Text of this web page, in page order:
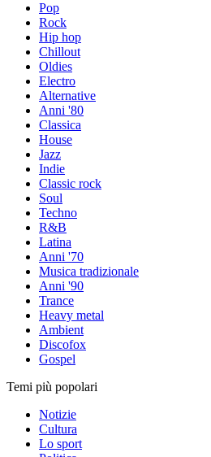
Pop
Rock
Hip hop
Chillout
Oldies
Electro
Alternative
Anni '80
Classica
House
Jazz
Indie
Classic rock
Soul
Techno
R&B
Latina
Anni '70
Musica tradizionale
Anni '90
Trance
Heavy metal
Ambient
Discofox
Gospel
Temi più popolari
Notizie
Cultura
Lo sport